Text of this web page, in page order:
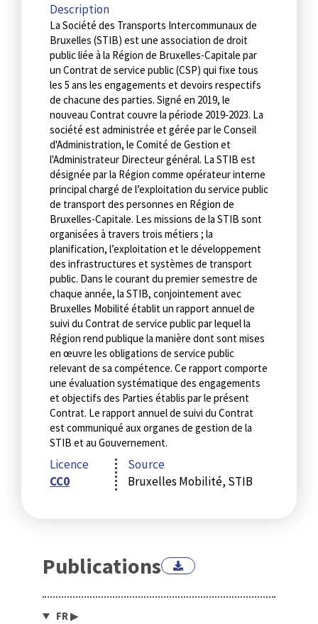
Description
La Société des Transports Intercommunaux de
Bruxelles (STIB) est une association de droit
public liée à la Région de Bruxelles-Capitale par
un Contrat de service public (CSP) qui fixe tous
les 5 ans les engagements et devoirs respectifs
de chacune des parties. Signé en 2019, le
nouveau Contrat couvre la période 2019-2023. La
société est administrée et gérée par le Conseil
d'Administration, le Comité de Gestion et
l'Administrateur Directeur général. La STIB est
désignée par la Région comme opérateur interne
principal chargé de l’exploitation du service public
de transport des personnes en Région de
Bruxelles-Capitale. Les missions de la STIB sont
organisées à travers trois métiers ; la
planification, l’exploitation et le développement
des infrastructures et systèmes de transport
public. Dans le courant du premier semestre de
chaque année, la STIB, conjointement avec
Bruxelles Mobilité établit un rapport annuel de
suivi du Contrat de service public par lequel la
Région rend publique la manière dont sont mises
en œuvre les obligations de service public
relevant de sa compétence. Ce rapport comporte
une évaluation systématique des engagements
et objectifs des Parties établis par le présent
Contrat. Le rapport annuel de suivi du Contrat
est communiqué aux organes de gestion de la
STIB et au Gouvernement.
Licence
CC0
Source
Bruxelles Mobilité, STIB
Publications
FR▶